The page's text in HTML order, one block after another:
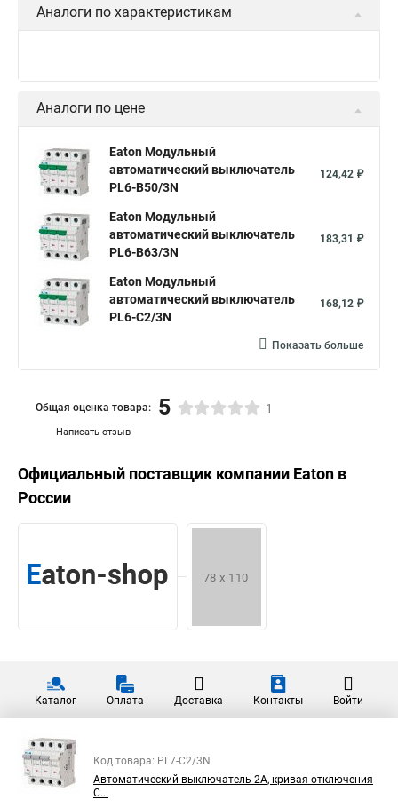
Аналоги по характеристикам
Аналоги по цене
Eaton Модульный
автоматический выключатель
PL6-B50/3N
124,42 ₽
Eaton Модульный
автоматический выключатель
PL6-B63/3N
183,31 ₽
Eaton Модульный
автоматический выключатель
PL6-C2/3N
168,12 ₽
Показать больше
Написать отзыв
Общая оценка товара: 5 1
Официальный поставщик компании Eaton в
России
Каталог Оплата Доставка Контакты Войти
Код товара: PL7-C2/3N
Автоматический выключатель 2А, кривая отключения
С...